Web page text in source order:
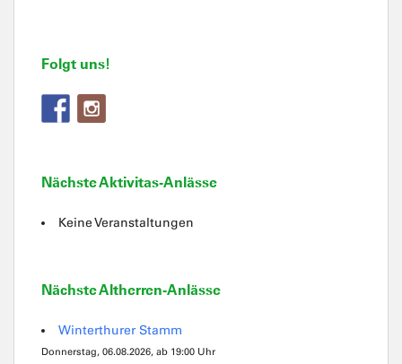
Folgt uns!
Nächste Aktivitas-Anlässe
Keine Veranstaltungen
Nächste Altherren-Anlässe
Winterthurer Stamm
Donnerstag, 06.08.2026, ab 19:00 Uhr